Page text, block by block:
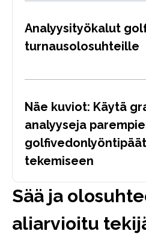
Analyysityökalut
turnausolosuhteille
Näe kuviot: Käytä
analyyseja
tekemiseen
Sää ja
aliarvioitu